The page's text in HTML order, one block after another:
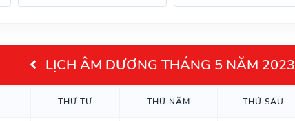
LỊCH ÂM DƯƠNG THÁNG 5 NĂM 2023
THỨ TƯ THỨ NĂM THỨ SÁU